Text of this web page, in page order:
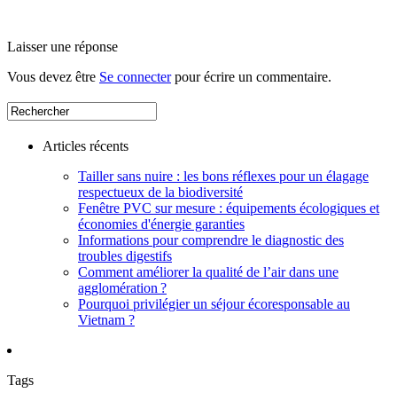
Laisser une réponse
Vous devez être Se connecterpour écrire un commentaire.
Articles récents
Tailler sans nuire : les bons réflexes pour un élagage
respectueux de la biodiversité
Fenêtre PVC sur mesure : équipements écologiques et
économies d'énergie garanties
Informations pour comprendre le diagnostic des
troubles digestifs
Comment améliorer la qualité de l’air dans une
agglomération ?
Pourquoi privilégier un séjour écoresponsable au
Vietnam ?
Tags